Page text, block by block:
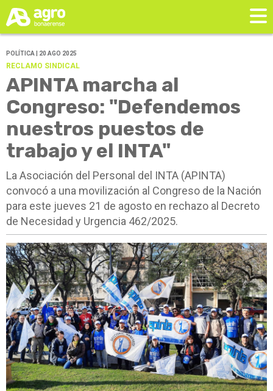
POLÍTICA | 20 AGO 2025
RECLAMO SINDICAL
APINTA marcha al
Congreso: "Defendemos
nuestros puestos de
trabajo y el INTA"
La Asociación del Personal del INTA (APINTA)
convocó a una movilización al Congreso de la Nación
para este jueves 21 de agosto en rechazo al Decreto
de Necesidad y Urgencia 462/2025.